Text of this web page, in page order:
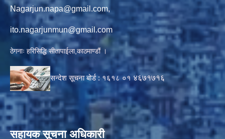
Nagarjun.napa@gmail.com,
ito.nagarjunmun@gmail.com
ठेगनाः हरिसिद्धि सीतापाईला,काठमाण्डौं ।
सन्देश सूचना बोर्ड : १६१८ ०१४६७१७१६
सहायक सूचना अधिकारी